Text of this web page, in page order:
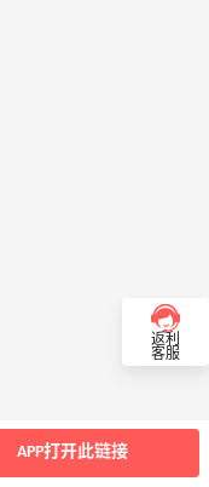
返利
客服
APP打开此链接